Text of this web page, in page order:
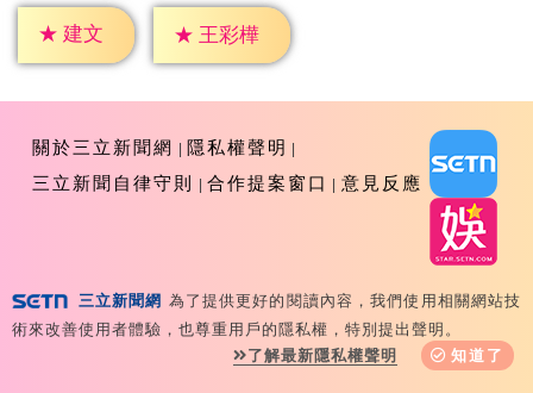
★ 建文 ★ 王彩樺
關於三立新聞網
隱私權聲明
三立新聞自律守則
合作提案窗口 意見反應
Copyright ©2026 Sanlih E-Television All Rights
Reserved 版權所有 盜用必究 台北市內湖區舊宗路一段159
號 02-8792-8888
三立新聞網 為了提供更好的閱讀內容，我們使用相關網站技
術來改善使用者體驗，也尊重用戶的隱私權，特別提出聲明。
了解最新隱私權聲明
知道了